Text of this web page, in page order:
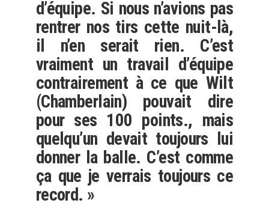
d’équipe. Si nous n’avions pas
rentrer nos tirs cette nuit-là,
il n’en serait rien. C’est
vraiment un travail d’équipe
contrairement à ce que Wilt
(Chamberlain) pouvait dire
pour ses 100 points., mais
quelqu’un devait toujours lui
donner la balle. C’est comme
ça que je verrais toujours ce
record. »